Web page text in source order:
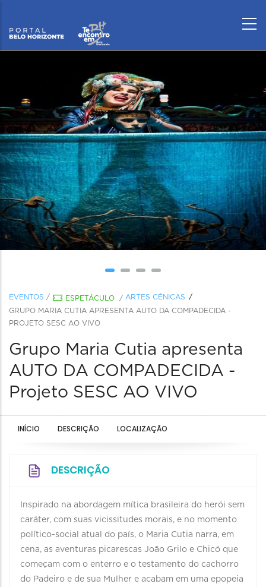
EVENTOS / ESPETÁCULO / ARTES CÊNICAS
GRUPO MARIA CUTIA APRESENTA AUTO DA COMPADECIDA -
PROJETO SESC AO VIVO
Grupo Maria Cutia apresenta
AUTO DA COMPADECIDA -
Projeto SESC AO VIVO
INÍCIO DESCRIÇÃO LOCALIZAÇÃO
DESCRIÇÃO
Inspirado na abordagem mítica brasileira do herói sem
caráter, com suas vicissitudes morais, e no momento
político-social atual do país, o Maria Cutia narra, em
cena, as aventuras picarescas João Grilo e Chicó que
começam com o enterro e o testamento do cachorro
do Padeiro e de sua Mulher e acabam em uma epopeia